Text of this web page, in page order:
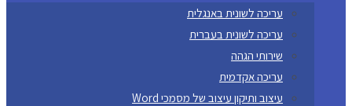
עריכה לשונית באנגלית
עריכה לשונית בעברית
שירותי הגהה
עריכה אקדמית
עיצוב ותיקון עיצוב של מסמכי Word